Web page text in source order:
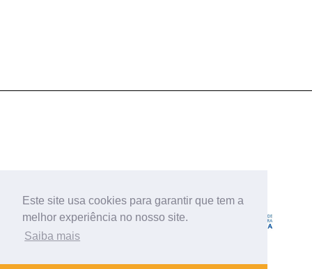
Este site usa cookies para garantir que tem a
melhor experiência no nosso site.
Saiba mais